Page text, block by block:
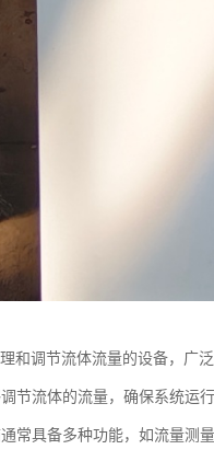
和调节流体流量的设备，广
节流体的流量，确保系统运
常具备多种功能，如流量测